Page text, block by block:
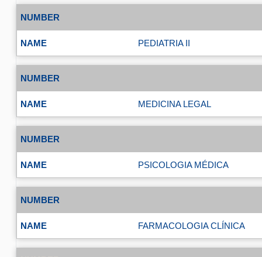
PEDIATRIA II
MEDICINA LEGAL
PSICOLOGIA MÉDICA
FARMACOLOGIA CLÍNICA